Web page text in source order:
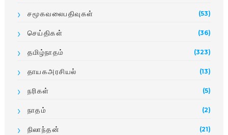
சமூகவலைபதிவுகள் (53)
செய்திகள் (36)
தமிழ்நாதம் (323)
தாயகஅரசியல் (13)
நரிகள் (5)
நாதம் (2)
நிலாந்தன் (21)